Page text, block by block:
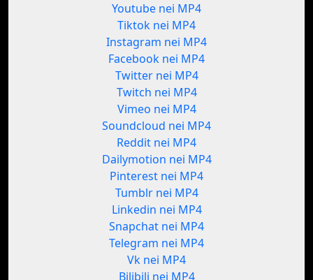
Youtube nei MP4
Tiktok nei MP4
Instagram nei MP4
Facebook nei MP4
Twitter nei MP4
Twitch nei MP4
Vimeo nei MP4
Soundcloud nei MP4
Reddit nei MP4
Dailymotion nei MP4
Pinterest nei MP4
Tumblr nei MP4
Linkedin nei MP4
Snapchat nei MP4
Telegram nei MP4
Vk nei MP4
Bilibili nei MP4